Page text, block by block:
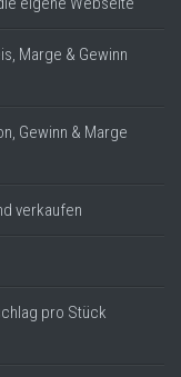
Marge & Gewinn
Gewinn & Marge
verkaufen
pro Stück